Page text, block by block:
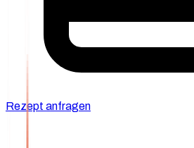
Rezept anfragen